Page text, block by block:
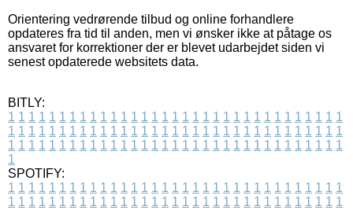
Orientering vedrørende tilbud og online forhandlere
opdateres fra tid til anden, men vi ønsker ikke at påtage os
ansvaret for korrektioner der er blevet udarbejdet siden vi
senest opdaterede websitets data.
BITLY:
1 1 1 1 1 1 1 1 1 1 1 1 1 1 1 1 1 1 1 1 1 1 1 1 1 1 1 1 1 1 1 1 1
1 1 1 1 1 1 1 1 1 1 1 1 1 1 1 1 1 1 1 1 1 1 1 1 1 1 1 1 1 1 1 1 1
1 1 1 1 1 1 1 1 1 1 1 1 1 1 1 1 1 1 1 1 1 1 1 1 1 1 1 1 1 1 1 1 1
1
SPOTIFY:
1 1 1 1 1 1 1 1 1 1 1 1 1 1 1 1 1 1 1 1 1 1 1 1 1 1 1 1 1 1 1 1 1
1 1 1 1 1 1 1 1 1 1 1 1 1 1 1 1 1 1 1 1 1 1 1 1 1 1 1 1 1 1 1 1 1